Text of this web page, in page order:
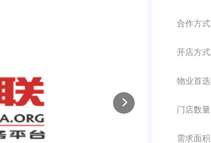
合作方
开店方
物业首
门店数
需求面